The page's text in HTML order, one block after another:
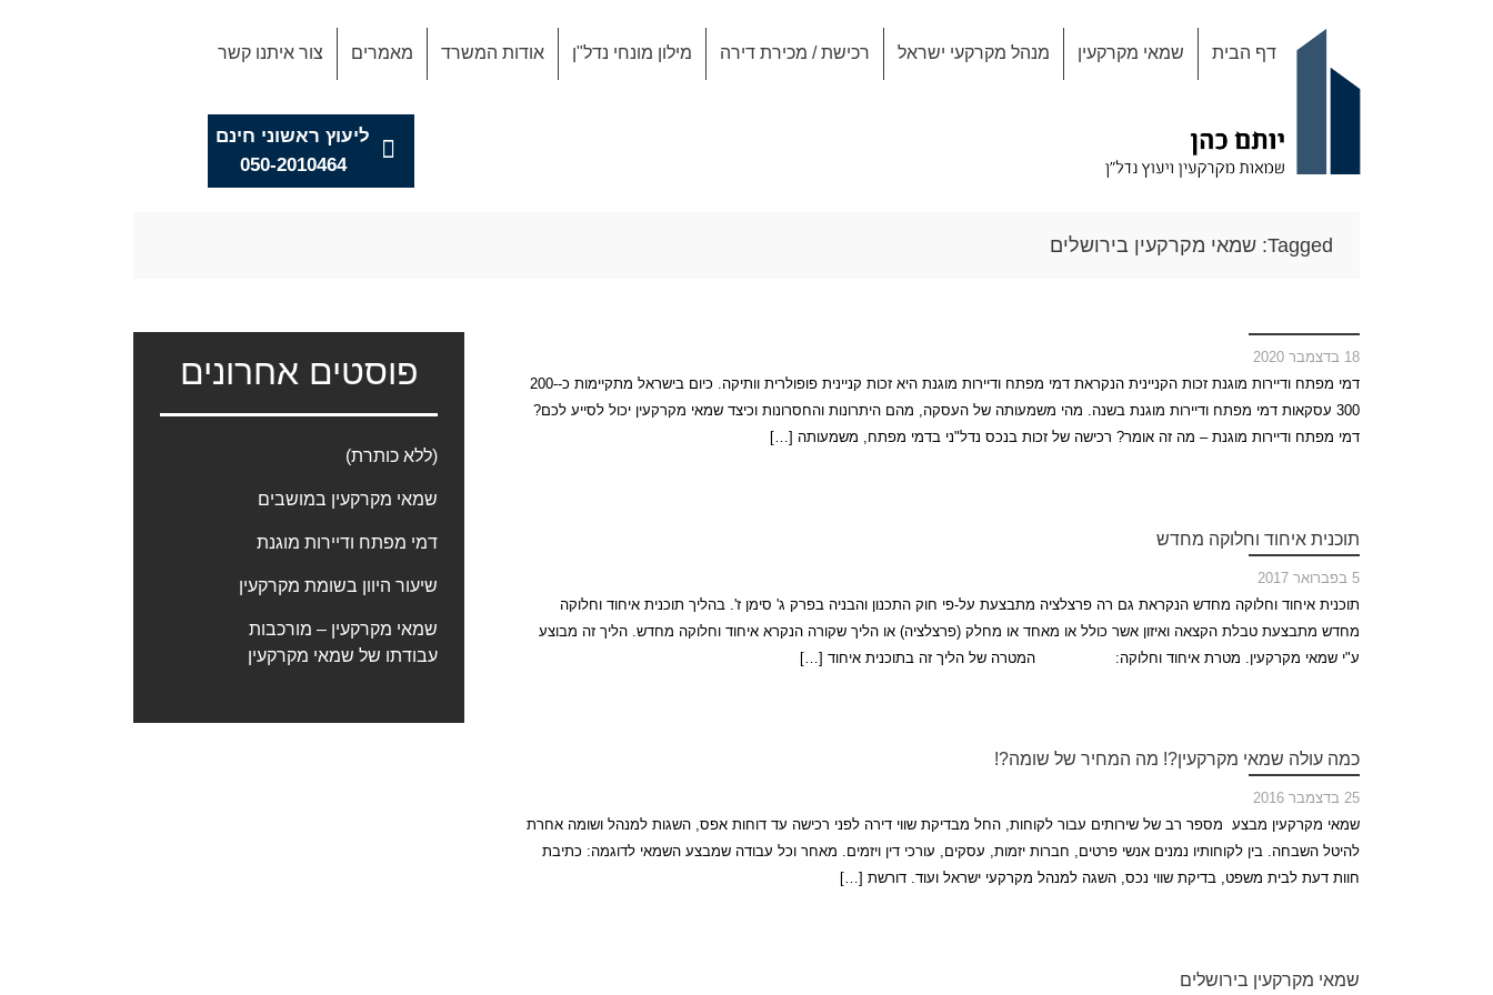
דף הבית שמאי מקרקעין מנהל מקרקעי ישראל רכישת / מכירת דירה מילון מונחי נדל"ן אודות המשרד מאמרים צור איתנו קשר
ליעוץ ראשוני חינם
050-2010464
Tagged: שמאי מקרקעין בירושלים
18 בדצמבר 2020
דמי מפתח ודיירות מוגנת זכות הקניינית הנקראת דמי מפתח ודיירות מוגנת היא זכות קניינית פופולרית וותיקה. כיום בישראל מתקיימות כ-200-
300 עסקאות דמי מפתח ודיירות מוגנת בשנה. מהי משמעותה של העסקה, מהם היתרונות והחסרונות וכיצד שמאי מקרקעין יכול לסייע לכם?
דמי מפתח ודיירות מוגנת – מה זה אומר? רכישה של זכות בנכס נדל"ני בדמי מפתח, משמעותה […]
תוכנית איחוד וחלוקה מחדש
5 בפברואר 2017
תוכנית איחוד וחלוקה מחדש הנקראת גם רה פרצלציה מתבצעת על-פי חוק התכנון והבניה בפרק ג' סימן ז'. בהליך תוכנית איחוד וחלוקה
מחדש מתבצעת טבלת הקצאה ואיזון אשר כולל או מאחד או מחלק (פרצלציה) או הליך שקורה הנקרא איחוד וחלוקה מחדש. הליך זה מבוצע
ע"י שמאי מקרקעין. מטרת איחוד וחלוקה: המטרה של הליך זה בתוכנית איחוד […]
כמה עולה שמאי מקרקעין?! מה המחיר של שומה?!
25 בדצמבר 2016
שמאי מקרקעין מבצע מספר רב של שירותים עבור לקוחות, החל מבדיקת שווי דירה לפני רכישה עד דוחות אפס, השגות למנהל ושומה אחרת
להיטל השבחה. בין לקוחותיו נמנים אנשי פרטים, חברות יזמות, עסקים, עורכי דין ויזמים. מאחר וכל עבודה שמבצע השמאי לדוגמה: כתיבת
חוות דעת לבית משפט, בדיקת שווי נכס, השגה למנהל מקרקעי ישראל ועוד. דורשת […]
שמאי מקרקעין בירושלים
פוסטים אחרונים
(ללא כותרת)
שמאי מקרקעין במושבים
דמי מפתח ודיירות מוגנת
שיעור היוון בשומת מקרקעין
שמאי מקרקעין – מורכבות
עבודתו של שמאי מקרקעין